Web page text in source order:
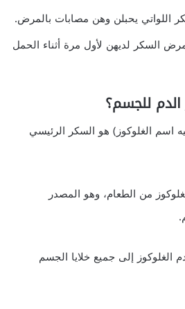
اللواتي يحبلن وهن مصابات بالمرض.
السكر لديهن لأول مرة أثناء الحمل
للجسم؟
اسم الغلوكوز) هو السكر الرئيسي
من الطعام، وهو المصدر
الغلوكوز إلى جميع خلايا الجسم